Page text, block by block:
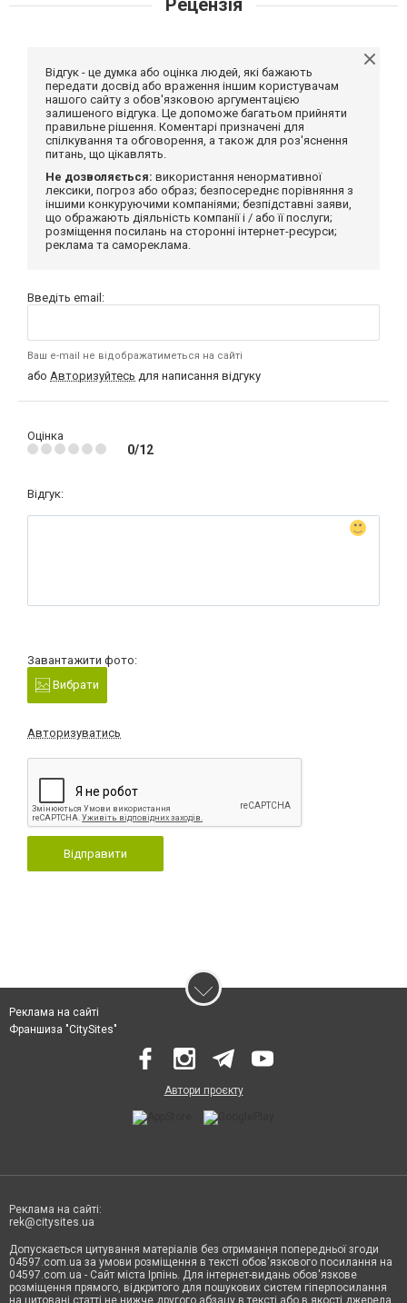
Відгук - це думка або оцінка людей, які бажають
передати досвід або враження іншим користувачам
нашого сайту з обов'язковою аргументацією
залишеного відгука. Це допоможе багатьом прийняти
правильне рішення. Коментарі призначені для
спілкування та обговорення, а також для роз'яснення
питань, що цікавлять.
Не дозволяється: використання ненормативної
лексики, погроз або образ; безпосереднє порівняння з
іншими конкуруючими компаніями; безпідставні заяви,
що ображають діяльність компанії і / або її послуги;
розміщення посилань на сторонні інтернет-ресурси;
реклама та самореклама.
Введіть email:
Ваш e-mail не відображатиметься на сайті
або Авторизуйтесь для написання відгуку
Оцінка
0/12
Відгук:
Завантажити фото:
Вибрати
Авторизуватись
Відправити
Реклама на сайті
Франшиза "CitySites"
Автори проєкту
Реклама на сайті:
rek@citysites.ua
Допускається цитування матеріалів без отримання попередньої згоди
04597.com.ua за умови розміщення в тексті обов'язкового посилання на
04597.com.ua - Сайт міста Ірпінь. Для інтернет-видань обов'язкове
розміщення прямого, відкритого для пошукових систем гіперпосилання
на цитовані статті не нижче другого абзацу в тексті або в якості джерела.